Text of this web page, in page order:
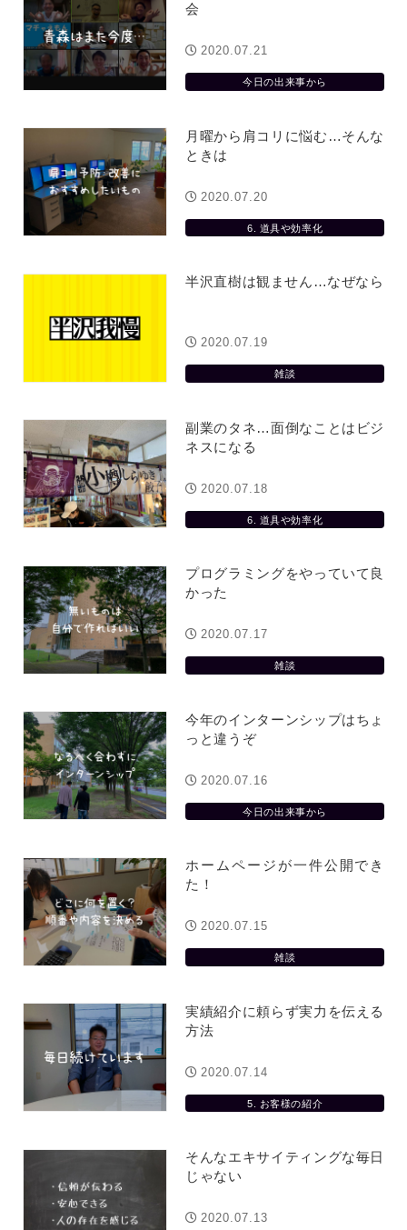
会
今日の出来事から
2020.07.21
月曜から肩コリに悩む…そんな
ときは
6. 道具や効率化
2020.07.20
半沢直樹は観ません…なぜなら
雑談
2020.07.19
副業のタネ…面倒なことはビジ
ネスになる
6. 道具や効率化
2020.07.18
プログラミングをやっていて良
かった
雑談
2020.07.17
今年のインターンシップはちょ
っと違うぞ
今日の出来事から
2020.07.16
ホームページが一件公開でき
た！
雑談
2020.07.15
実績紹介に頼らず実力を伝える
方法
5. お客様の紹介
2020.07.14
そんなエキサイティングな毎日
じゃない
2020.07.13